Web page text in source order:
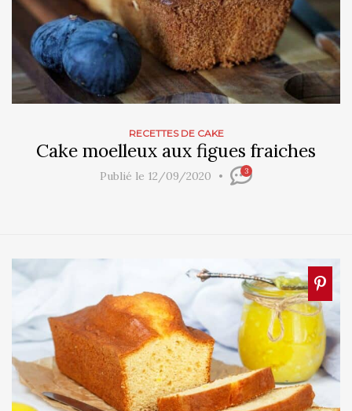
RECETTES DE CAKE
Cake moelleux aux figues fraiches
Publié le 12/09/2020 3